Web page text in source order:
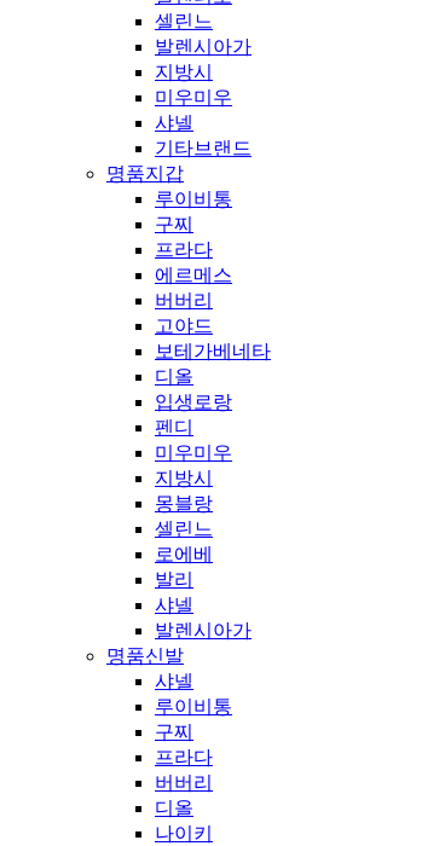
셀린느
발렌시아가
지방시
미우미우
샤넬
기타브랜드
명품지갑
루이비통
구찌
프라다
에르메스
버버리
고야드
보테가베네타
디올
입생로랑
펜디
미우미우
지방시
몽블랑
셀린느
로에베
발리
샤넬
발렌시아가
명품신발
샤넬
루이비통
구찌
프라다
버버리
디올
나이키